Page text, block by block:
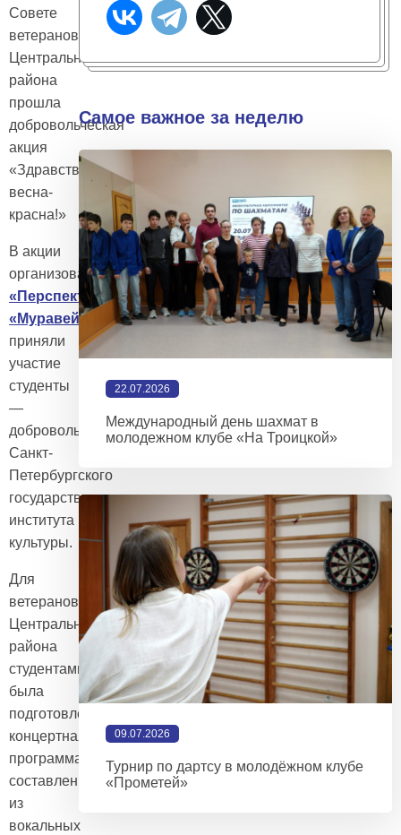
Совете
ветеранов
Центрального
района
прошла
добровольческая
акция
«Здравствуй,
весна-
красна!»
В акции
организованнойОПМК
«Перспектива»(ПМК
«Муравейник»)
приняли
участие
студенты
—
добровольцы
Санкт-
Петербургского
государственного
института
культуры.
Для
ветеранов
Центрального
района
студентами
была
подготовлена
концертная
программа,
составленная
из
вокальных
Самое важное за неделю
22.07.2026
Международный день шахмат в
молодежном клубе «На Троицкой»
09.07.2026
Турнир по дартсу в молодёжном клубе
«Прометей»